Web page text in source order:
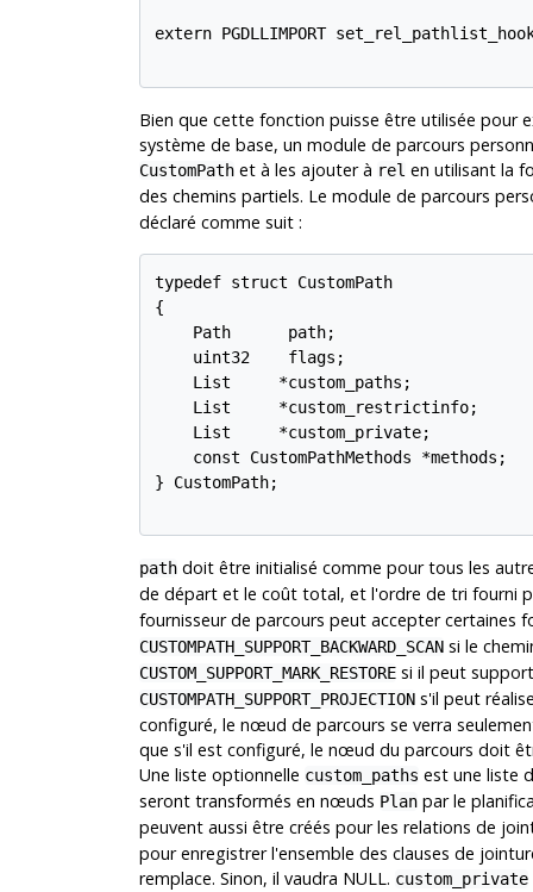
extern PGDLLIMPORT
Bien que cette fonction puisse être utilisée pour
système de base, un module de parcours
CustomPathet à les ajouter à rel en utilisant la
des chemins partiels. Le module de parcours
déclaré comme suit :
typedef struct CustomPath
{
    Path      path;
    uint32    flags;
    List     *custom_paths;
    List     *custom_restrictinfo;
    List     *custom_private;
    const CustomPathMethods *methods;
} CustomPath;
pathdoit être initialisé comme pour tous les
de départ et le coût total, et l'ordre de tri fourni
fournisseur de parcours peut accepter certaines
CUSTOMPATH_SUPPORT_BACKWARD_SCANsi le
CUSTOM_SUPPORT_MARK_RESTOREsi il peut
CUSTOMPATH_SUPPORT_PROJECTIONs'il peut
configuré, le nœud de parcours se verra
que s'il est configuré, le nœud du parcours doit
Une liste optionnelle custom_paths est une liste
seront transformés en nœuds Planpar le
peuvent aussi être créés pour les relations de
pour enregistrer l'ensemble des clauses de
remplace. Sinon, il vaudra NULL. custom_private